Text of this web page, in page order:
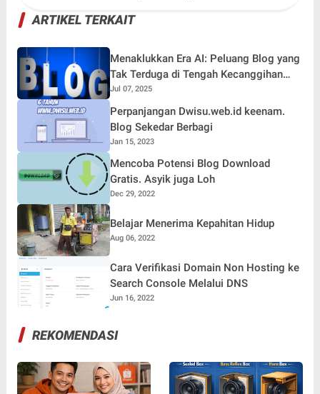
ARTIKEL TERKAIT
Menaklukkan Era AI: Peluang Blog yang
Tak Terduga di Tengah Kecanggihan
Teknologi
Jul 07, 2025
Perpanjangan Dwisu.web.id keenam.
Blog Sekedar Berbagi
Jan 15, 2023
Mencoba Potensi Blog Download
Gratis. Asyik juga Loh
Dec 29, 2022
Belajar Menerima Kepahitan Hidup
Aug 06, 2022
Cara Verifikasi Domain Non Hosting ke
Search Console Melalui DNS
Jun 16, 2022
REKOMENDASI